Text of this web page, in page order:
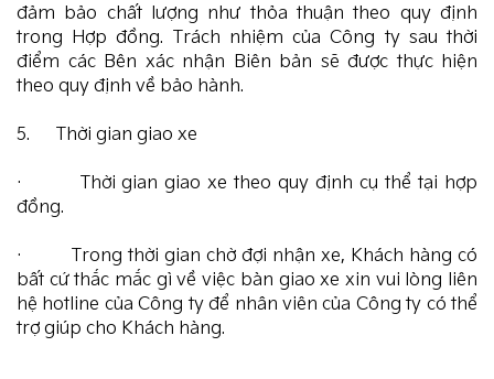
đảm bảo chất lượng như thỏa thuận theo quy định
trong Hợp đồng. Trách nhiệm của Công ty sau thời
điểm các Bên xác nhận Biên bản sẽ được thực hiện
theo quy định về bảo hành.
5. Thời gian giao xe
· Thời gian giao xe theo quy định cụ thể tại hợp
đồng.
· Trong thời gian chờ đợi nhận xe, Khách hàng có
bất cứ thắc mắc gì về việc bàn giao xe xin vui lòng liên
hệ hotline của Công ty để nhân viên của Công ty có thể
trợ giúp cho Khách hàng.